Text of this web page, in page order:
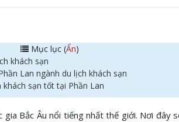
Mục lục (Ẩn)
khách sạn
Lan ngành du lịch khách sạn
sạn tốt tại Phần Lan
Bắc Âu nổi tiếng nhất thế giới. Nơi